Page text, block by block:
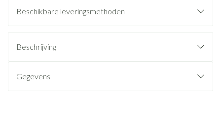
Beschikbare leveringsmethoden
Beschrijving
Gegevens